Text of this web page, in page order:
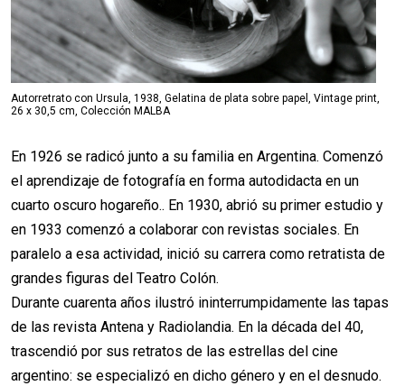
Autorretrato con Ursula, 1938, Gelatina de plata sobre papel, Vintage print,
26 x 30,5 cm, Colección MALBA
En 1926 se radicó junto a su familia en Argentina. Comenzó
el aprendizaje de fotografía en forma autodidacta en un
cuarto oscuro hogareño.. En 1930, abrió su primer estudio y
en 1933 comenzó a colaborar con revistas sociales. En
paralelo a esa actividad, inició su carrera como retratista de
grandes figuras del Teatro Colón.
Durante cuarenta años ilustró ininterrumpidamente las tapas
de las revista Antena y Radiolandia. En la década del 40,
trascendió por sus retratos de las estrellas del cine
argentino: se especializó en dicho género y en el desnudo.